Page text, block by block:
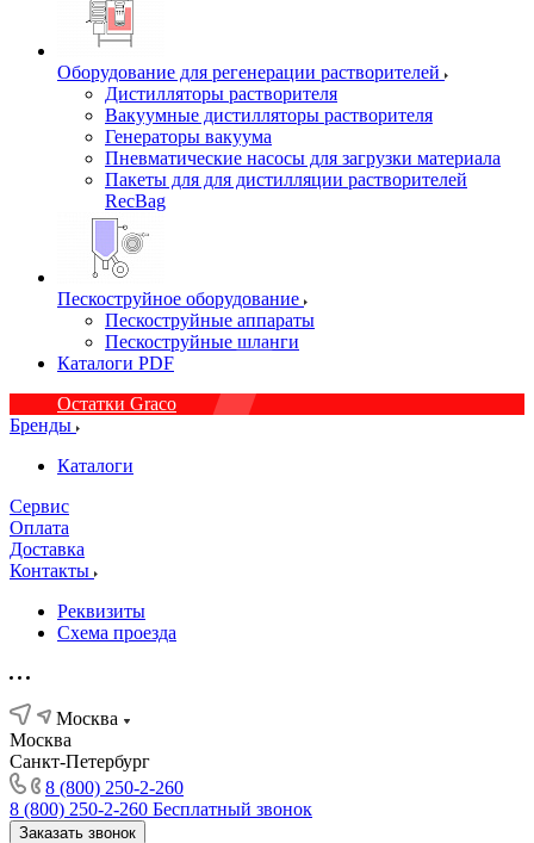
Оборудование для регенерации растворителей
Дистилляторы растворителя
Вакуумные дистилляторы растворителя
Генераторы вакуума
Пневматические насосы для загрузки материала
Пакеты для для дистилляции растворителей
RecBag
Пескоструйное оборудование
Пескоструйные аппараты
Пескоструйные шланги
Каталоги PDF
Остатки Graco
Бренды
Каталоги
Сервис
Оплата
Доставка
Контакты
Реквизиты
Схема проезда
Москва
Москва
Санкт-Петербург
8 (800) 250-2-260
8 (800) 250-2-260 Бесплатный звонок
Заказать звонок